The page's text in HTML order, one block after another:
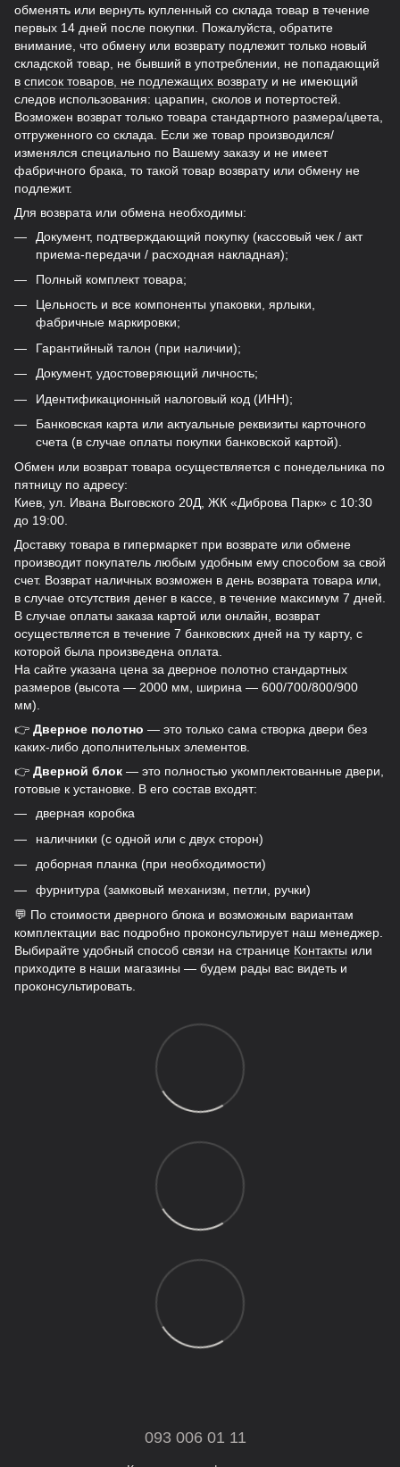
обменять или вернуть купленный со склада товар в течение
первых 14 дней после покупки. Пожалуйста, обратите
внимание, что обмену или возврату подлежит только новый
складской товар, не бывший в употреблении, не попадающий
в список товаров, не подлежащих возврату и не имеющий
следов использования: царапин, сколов и потертостей.
Возможен возврат только товара стандартного размера/цвета,
отгруженного со склада. Если же товар производился/
изменялся специально по Вашему заказу и не имеет
фабричного брака, то такой товар возврату или обмену не
подлежит.
Для возврата или обмена необходимы:
Документ, подтверждающий покупку (кассовый чек / акт
приема-передачи / расходная накладная);
Полный комплект товара;
Цельность и все компоненты упаковки, ярлыки,
фабричные маркировки;
Гарантийный талон (при наличии);
Документ, удостоверяющий личность;
Идентификационный налоговый код (ИНН);
Банковская карта или актуальные реквизиты карточного
счета (в случае оплаты покупки банковской картой).
Обмен или возврат товара осуществляется с понедельника по
пятницу по адресу:
Киев, ул. Ивана Выговского 20Д, ЖК «Диброва Парк» с 10:30
до 19:00.
Доставку товара в гипермаркет при возврате или обмене
производит покупатель любым удобным ему способом за свой
счет. Возврат наличных возможен в день возврата товара или,
в случае отсутствия денег в кассе, в течение максимум 7 дней.
В случае оплаты заказа картой или онлайн, возврат
осуществляется в течение 7 банковских дней на ту карту, с
которой была произведена оплата.
На сайте указана цена за дверное полотно стандартных
размеров (высота — 2000 мм, ширина — 600/700/800/900
мм).
👉 Дверное полотно — это только сама створка двери без
каких-либо дополнительных элементов.
👉 Дверной блок — это полностью укомплектованные двери,
готовые к установке. В его состав входят:
дверная коробка
наличники (с одной или с двух сторон)
доборная планка (при необходимости)
фурнитура (замковый механизм, петли, ручки)
💬 По стоимости дверного блока и возможным вариантам
комплектации вас подробно проконсультирует наш менеджер.
Выбирайте удобный способ связи на странице Контакты или
приходите в наши магазины — будем рады вас видеть и
проконсультировать.
093 006 01 11